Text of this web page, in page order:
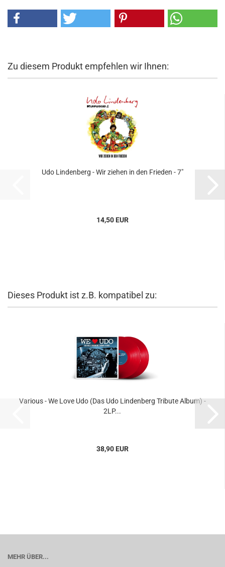
Zu diesem Produkt empfehlen wir Ihnen:
Udo Lindenberg - Wir ziehen in den Frieden - 7"
14,50 EUR
Dieses Produkt ist z.B. kompatibel zu:
Various - We Love Udo (Das Udo Lindenberg Tribute Album) -
2LP...
38,90 EUR
MEHR ÜBER...